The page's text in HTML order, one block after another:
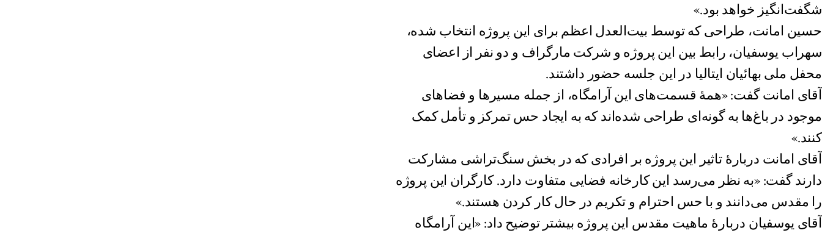
شگفت‌انگیز خواهد بود.»
حسین امانت، طراحی که توسط بیت‌العدل اعظم برای این پروژه انتخاب شده،
سهراب یوسفیان، رابط بین این پروژه و شرکت مارگراف و دو نفر از اعضای
محفل ملی بهائیان ایتالیا در این جلسه حضور داشتند.
آقای امانت گفت: «همهٔ قسمت‌های این آرامگاه، از جمله مسیرها و فضاهای
موجود در باغ‌ها به گونه‌ای طراحی شده‌اند که به ایجاد حس تمرکز و تأمل کمک
کنند.»
آقای امانت دربارهٔ تاثیر این پروژه بر افرادی که در بخش سنگ‌‌تراشی مشارکت
دارند گفت: «به نظر می‌رسد این کارخانه فضایی متفاوت دارد. کارگران این پروژه
را مقدس می‌دانند و با حس احترام و تکریم در حال کار کردن هستند.»
آقای یوسفیان دربارهٔ ماهیت مقدس این پروژه بیشتر توضیح داد: «این آرامگاه